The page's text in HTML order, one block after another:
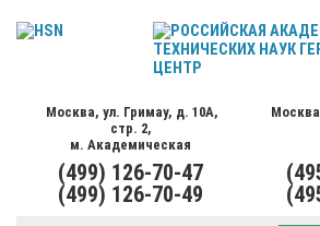
Москва, ул. Гримау, д. 10А,
стр. 2,
м. Академическая
(499) 126-70-47
(499) 126-70-49